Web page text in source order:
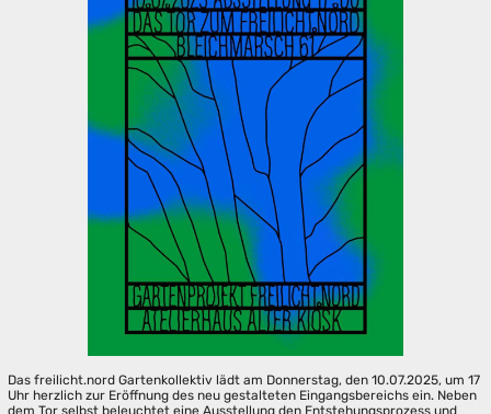
Das freilicht.nord Gartenkollektiv lädt am Donnerstag, den 10.07.2025, um 17
Uhr herzlich zur Eröffnung des neu gestalteten Eingangsbereichs ein. Neben
dem Tor selbst beleuchtet eine Ausstellung den Entstehungsprozess und